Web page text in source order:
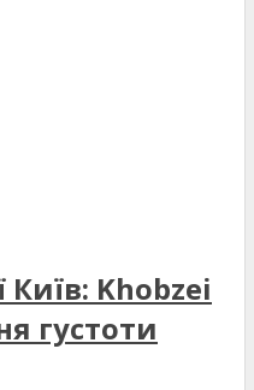
Київ: Khobzei
густоти